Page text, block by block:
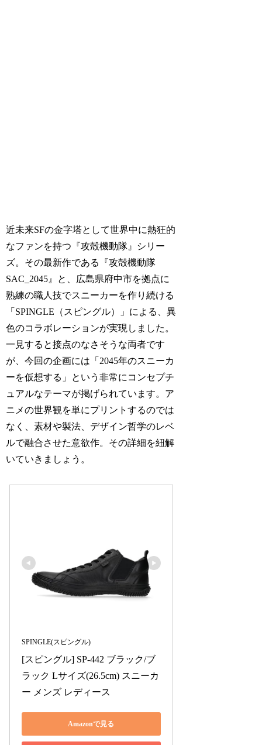
近未来SFの金字塔として世界中に熱狂的
なファンを持つ『攻殻機動隊』シリー
ズ。その最新作である『攻殻機動隊
SAC_2045』と、広島県府中市を拠点に
熟練の職人技でスニーカーを作り続ける
「SPINGLE（スピングル）」による、異
色のコラボレーションが実現しました。
一見すると接点のなさそうな両者です
が、今回の企画には「2045年のスニーカ
ーを仮想する」という非常にコンセプチ
ュアルなテーマが掲げられています。ア
ニメの世界観を単にプリントするのでは
なく、素材や製法、デザイン哲学のレベ
ルで融合させた意欲作。その詳細を紐解
いていきましょう。
SPINGLE(スピングル)
[スピングル] SP-442 ブラック/ブ
ラック Lサイズ(26.5cm) スニーカ
ー メンズ レディース
Amazonで見る